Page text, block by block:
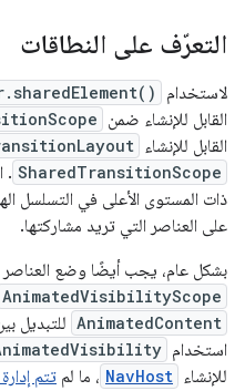
التعرّف على النطاقات
لاستخدام
القابل للإنشاء ضمن
القابل للإنشاء
SharedTransitionScope
.
ذات المستوى الأعلى في التسلسل
على العناصر التي تريد مشاركتها.
بشكل عام، يجب أيضًا وضع العناصر
AnimatedVisibilityScope
AnimatedContent للتبديل
استخدام
للإنشاء NavHost ، ما لم تتم